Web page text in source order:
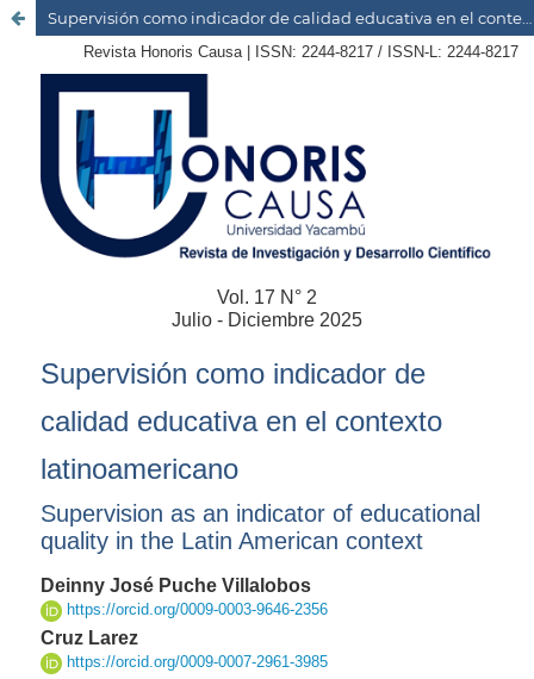
Supervisión como indicador de calidad educativa en el contexto latinoamericano